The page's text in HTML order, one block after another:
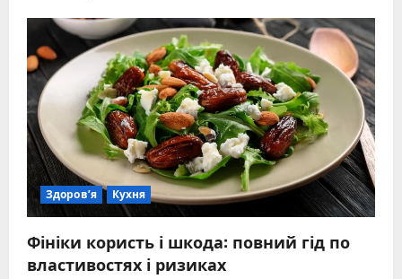
Здоров’я Кухня
Фініки користь і шкода: повний гід по
властивостях і ризиках